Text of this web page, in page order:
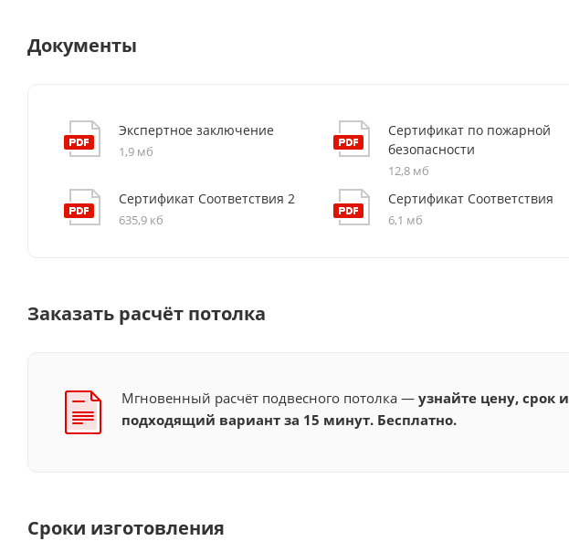
Документы
Экспертное заключение
1,9 мб
Сертификат по пожарной
безопасности
12,8 мб
Сертификат Соответствия 2
635,9 кб
Сертификат Соответствия
6,1 мб
Заказать расчёт потолка
Мгновенный расчёт подвесного потолка —узнайте цену, срок и
подходящий вариант за 15 минут. Бесплатно.
Сроки изготовления